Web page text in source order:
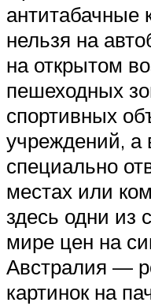
антитабачные
нельзя на
на открытом
пешеходных
спортивных
учреждений, а
специально
местах или
здесь одни из
мире цен на
Австралия —
картинок на